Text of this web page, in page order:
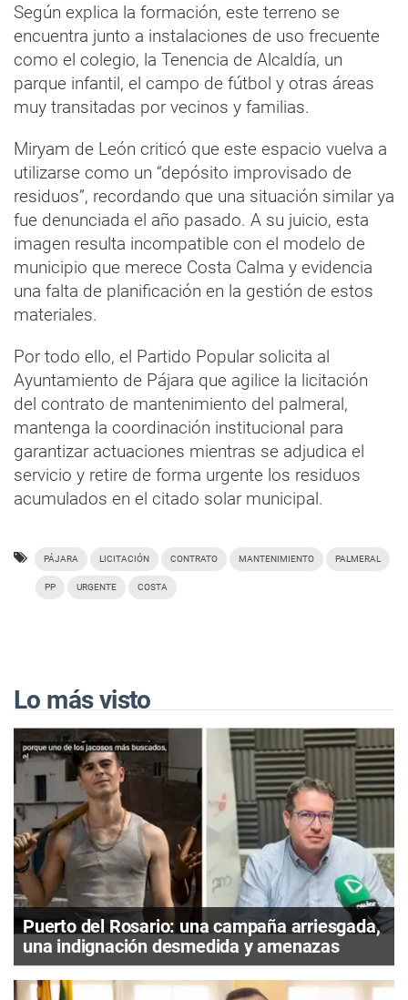
Según explica la formación, este terreno se
encuentra junto a instalaciones de uso frecuente
como el colegio, la Tenencia de Alcaldía, un
parque infantil, el campo de fútbol y otras áreas
muy transitadas por vecinos y familias.
Miryam de León criticó que este espacio vuelva a
utilizarse como un “depósito improvisado de
residuos”, recordando que una situación similar ya
fue denunciada el año pasado. A su juicio, esta
imagen resulta incompatible con el modelo de
municipio que merece Costa Calma y evidencia
una falta de planificación en la gestión de estos
materiales.
Por todo ello, el Partido Popular solicita al
Ayuntamiento de Pájara que agilice la licitación
del contrato de mantenimiento del palmeral,
mantenga la coordinación institucional para
garantizar actuaciones mientras se adjudica el
servicio y retire de forma urgente los residuos
acumulados en el citado solar municipal.
PÁJARA LICITACIÓN CONTRATO MANTENIMIENTO PALMERAL
PP URGENTE COSTA
Lo más visto
Puerto del Rosario: una campaña arriesgada,
una indignación desmedida y amenazas